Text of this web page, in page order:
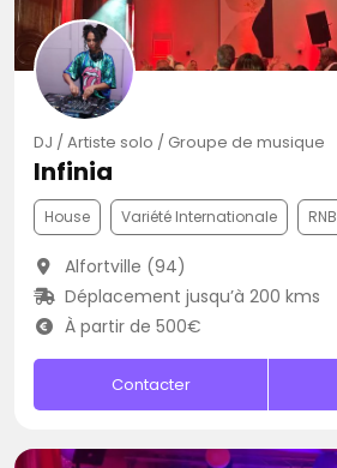
DJ / Artiste solo / Groupe de musique
Infinia
House Variété Internationale RNB
Alfortville (94)
Déplacement jusqu’à 200 kms
À partir de 500€
Contacter